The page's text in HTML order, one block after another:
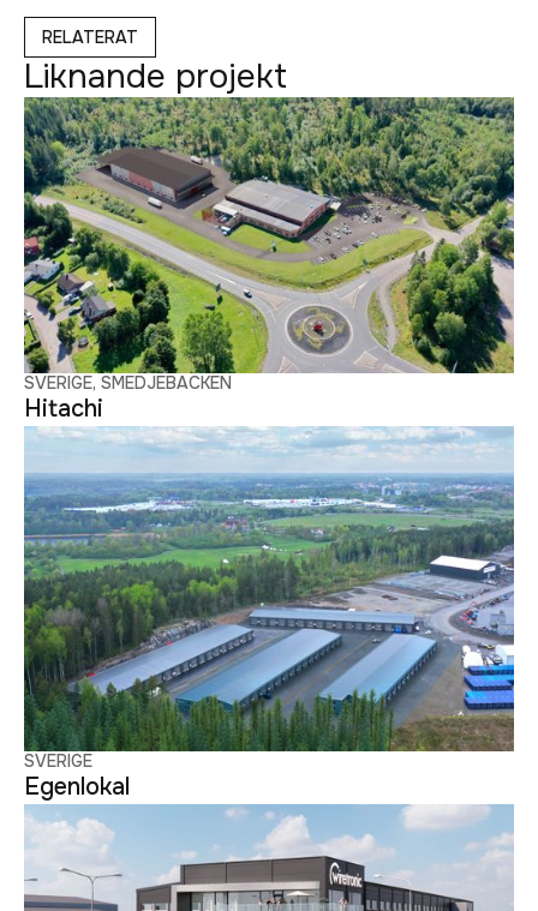
RELATERAT
Liknande projekt
SVERIGE, SMEDJEBACKEN
Hitachi
SVERIGE
Egenlokal